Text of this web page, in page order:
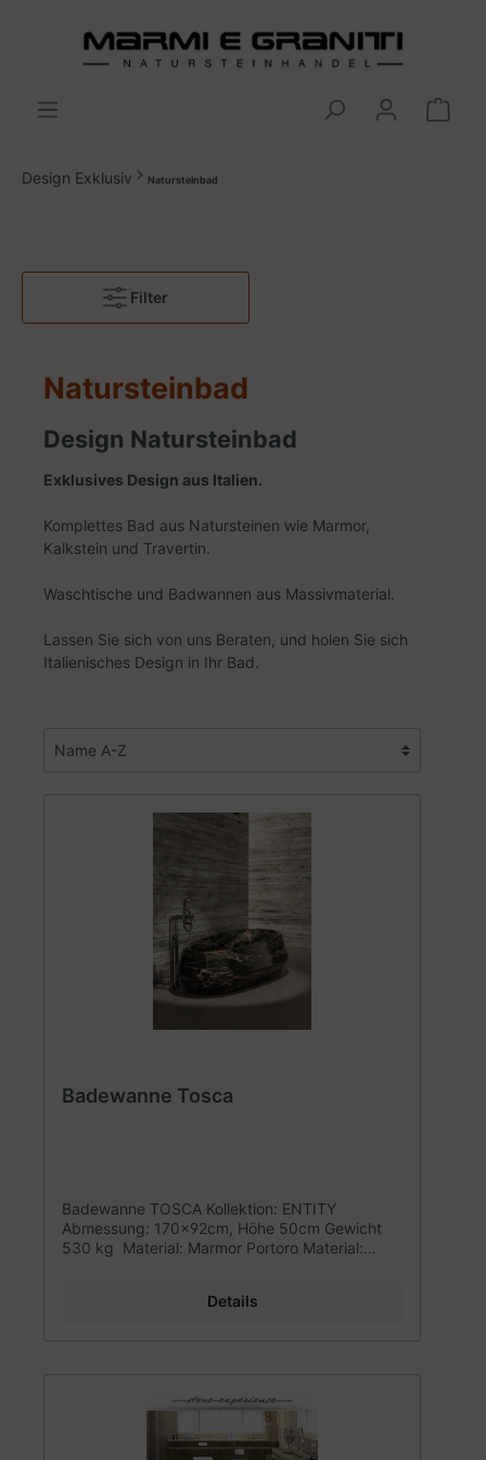
Design Exklusiv Natursteinbad
Filter
Natursteinbad
Design Natursteinbad
Exklusives Design aus Italien.
Komplettes Bad aus Natursteinen wie Marmor,
Kalkstein und Travertin.
Waschtische und Badwannen aus Massivmaterial.
Lassen Sie sich von uns Beraten, und holen Sie sich
Italienisches Design in Ihr Bad.
Badewanne Tosca
Badewanne TOSCA Kollektion: ENTITY
Abmessung: 170x92cm, Höhe 50cm Gewicht
530 kg Material: Marmor Portoro Material:
Badewannen aus Naturstein. Holen Sie sich ein
Details